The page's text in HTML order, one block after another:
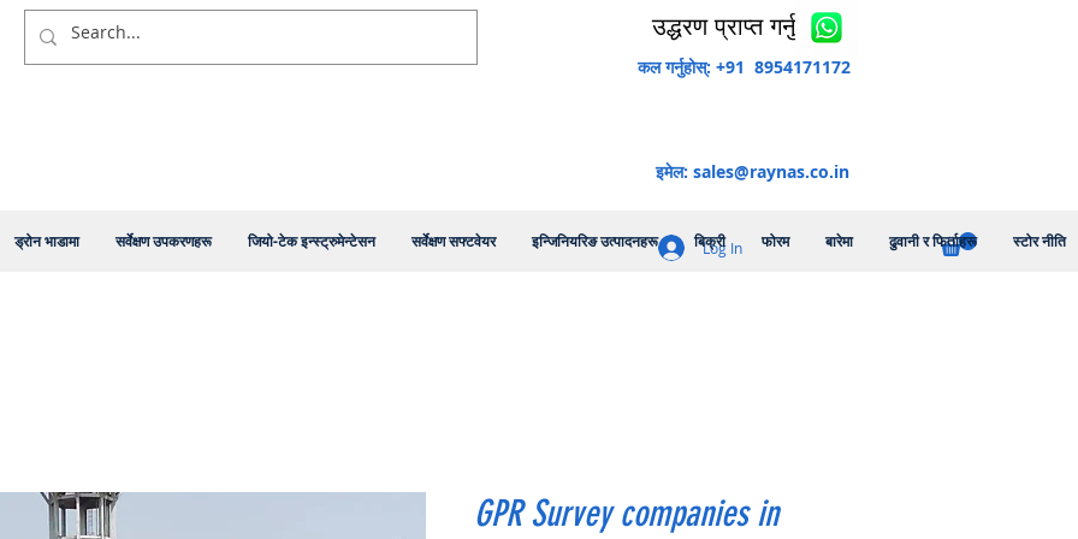
ड्रोन भाडामा सर्वेक्षण उपकरणहरू जियो-टेक इन्स्ट्रुमेन्टेसन सर्वेक्षण सफ्टवेयर इन्जिनियरिङ उत्पादनहरू बिक्री फोरम बारेमा ढुवानी र फिर्ताहरू स्टोर नीति
उद्धरण प्राप्त गर्नुहोस्
कल गर्नुहोस्: +91 8954171172
इमेल: sales@raynas.co.in
Log In
GPR Survey companies in